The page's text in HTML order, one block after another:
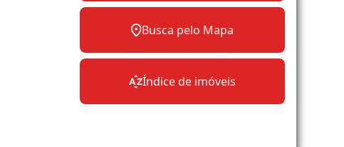
Busca pelo Mapa
Índice de imóveis